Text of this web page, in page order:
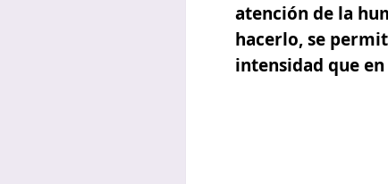
atención de la
hacerlo, se
intensidad que